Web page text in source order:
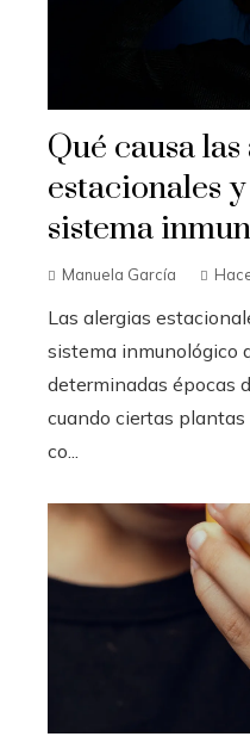
Qué causa
estacionales
sistema
Manuela García
Las alergias
sistema inmunológico
determinadas épocas
cuando ciertas
co...